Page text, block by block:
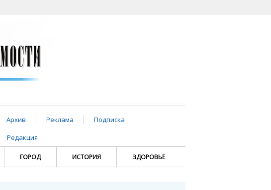
Архив Реклама
Подписка
Редакция
ГОРОД ИСТОРИЯ ЗДОРОВЬЕ